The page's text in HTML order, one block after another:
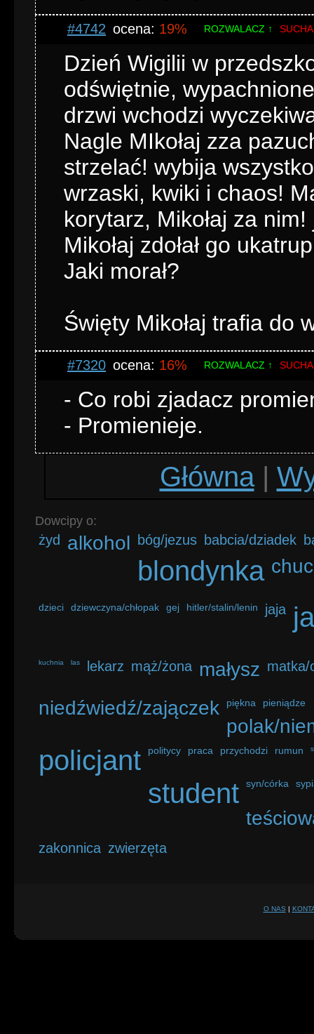
#4742 ocena: 19% ROZWALACZ ↑
Dzień Wigilii w
odświętnie,
drzwi wchodzi
Nagle MIkołaj zza
strzelać! wybija
wrzaski, kwiki i chaos!
korytarz, Mikołaj za
Mikołaj zdołał go
Jaki morał?
Święty Mikołaj trafia do
#7320 ocena: 16% ROZWALACZ ↑
- Co robi zjadacz
- Promienieje.
Główna|
Dowcipy o:
żyd alkohol bóg/jezus babcia/dziadek
blondynka
dzieci dziewczyna/chłopak gej hitler/stalin/lenin jaja
kuchnia las lekarz mąż/żona małysz matka/
niedźwiedź/zajączek piękna pieniądze
polak/
policjant politycy praca przychodzi rumun
student syn/córka
zakonnica zwierzęta
O NAS |